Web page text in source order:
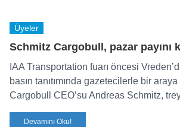
Üyeler
Schmitz Cargobull, pazar payını
IAA Transportation fuarı öncesi
basın tanıtımında gazetecilerle bir
Cargobull CEO’su Andreas Schmitz,
Devamını Oku!